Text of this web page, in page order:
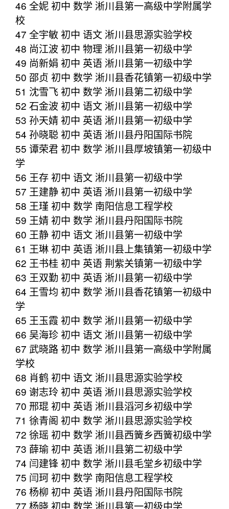
46 全妮 初中 数学 淅川县第一高级中学附属学
校
47 全宇敏 初中 语文 淅川县思源实验学校
48 尚江波 初中 物理 淅川县第一初级中学
49 尚新娟 初中 英语 淅川县第一初级中学
50 邵贞 初中 数学 淅川县香花镇第一初级中学
51 沈雪飞 初中 数学 淅川县第二初级中学
52 石金波 初中 语文 淅川县第一初级中学
53 孙天婧 初中 英语 淅川县第一初级中学
54 孙晓聪 初中 英语 淅川县丹阳国际书院
55 谭荣君 初中 数学 淅川县厚坡镇第一初级中
学
56 王存 初中 语文 淅川县第一初级中学
57 王建静 初中 英语 淅川县第一初级中学
58 王瑾 初中 数学 南阳信息工程学校
59 王婧 初中 数学 淅川县丹阳国际书院
60 王静 初中 语文 淅川县第一初级中学
61 王琳 初中 英语 淅川县上集镇第一初级中学
62 王书桂 初中 英语 荆紫关镇第一初级中学
63 王双勤 初中 英语 淅川县第一初级中学
64 王雪均 初中 数学 淅川县香花镇第一初级中
学
65 王玉霞 初中 数学 淅川县第一初级中学
66 吴海珍 初中 语文 淅川县第一初级中学
67 武晓路 初中 数学 淅川县第一高级中学附属
学校
68 肖鹤 初中 语文 淅川县思源实验学校
69 谢志玲 初中 英语 淅川县思源实验学校
70 邢琨 初中 英语 淅川县滔河乡初级中学
71 徐青阁 初中 数学 淅川县思源实验学校
72 徐瑶 初中 数学 淅川县西簧乡西簧初级中学
73 薛瑜 初中 英语 淅川县第二初级中学
74 闫建锋 初中 数学 淅川县毛堂乡初级中学
75 闫珂 初中 数学 南阳信息工程学校
76 杨柳 初中 英语 淅川县丹阳国际书院
77 杨晓 初中 数学 淅川县第一初级中学